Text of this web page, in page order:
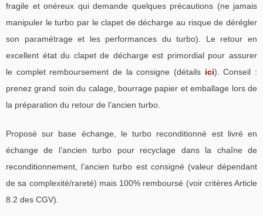
fragile et onéreux qui demande quelques précautions (ne jamais
manipuler le turbo par le clapet de décharge au risque de dérégler
son paramétrage et les performances du turbo). Le retour en
excellent état du clapet de décharge est primordial pour assurer
le complet remboursement de la consigne (détails ici). Conseil :
prenez grand soin du calage, bourrage papier et emballage lors de
la préparation du retour de l’ancien turbo.
Proposé sur base échange, le turbo reconditionné est livré en
échange de l’ancien turbo pour recyclage dans la chaîne de
reconditionnement, l’ancien turbo est consigné (valeur dépendant
de sa complexité/rareté) mais 100% remboursé (voir critères Article
8.2 des CGV).